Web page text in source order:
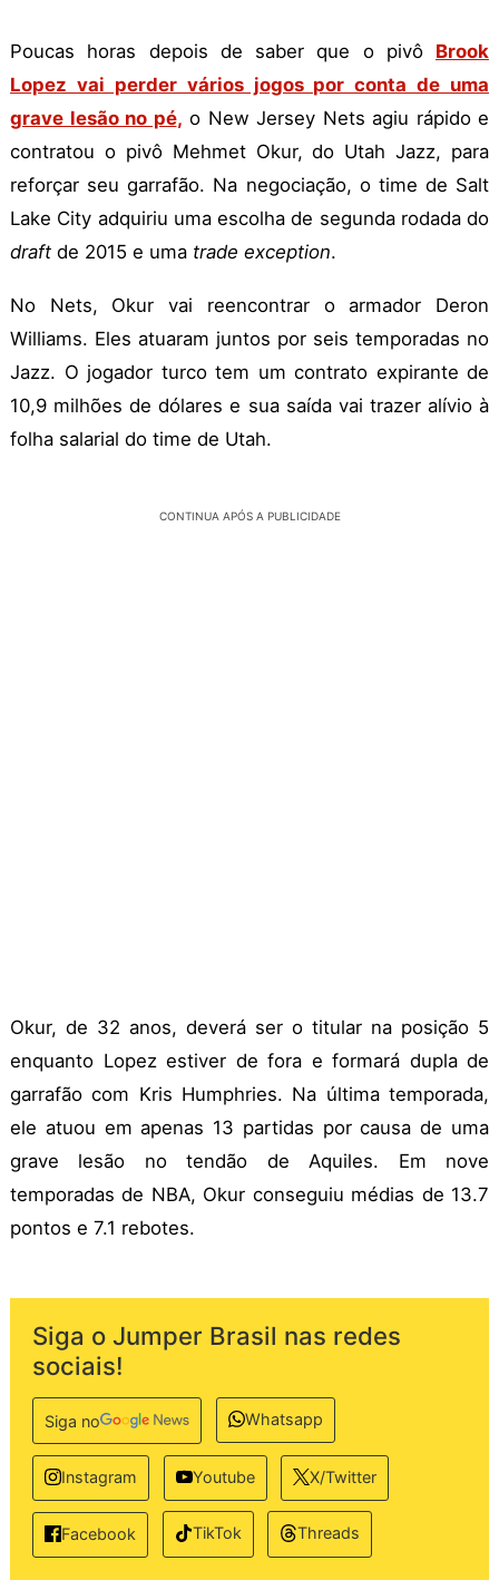
Poucas horas depois de saber que o pivô Brook
Lopez vai perder vários jogos por conta de uma
grave lesão no pé, o New Jersey Nets agiu rápido e
contratou o pivô Mehmet Okur, do Utah Jazz, para
reforçar seu garrafão. Na negociação, o time de Salt
Lake City adquiriu uma escolha de segunda rodada do
draft de 2015 e uma trade exception.
No Nets, Okur vai reencontrar o armador Deron
Williams. Eles atuaram juntos por seis temporadas no
Jazz. O jogador turco tem um contrato expirante de
10,9 milhões de dólares e sua saída vai trazer alívio à
folha salarial do time de Utah.
CONTINUA APÓS A PUBLICIDADE
Okur, de 32 anos, deverá ser o titular na posição 5
enquanto Lopez estiver de fora e formará dupla de
garrafão com Kris Humphries. Na última temporada,
ele atuou em apenas 13 partidas por causa de uma
grave lesão no tendão de Aquiles. Em nove
temporadas de NBA, Okur conseguiu médias de 13.7
pontos e 7.1 rebotes.
Siga o Jumper Brasil nas redes
sociais!
Siga no Whatsapp
Instagram Youtube X/Twitter
Facebook TikTok Threads